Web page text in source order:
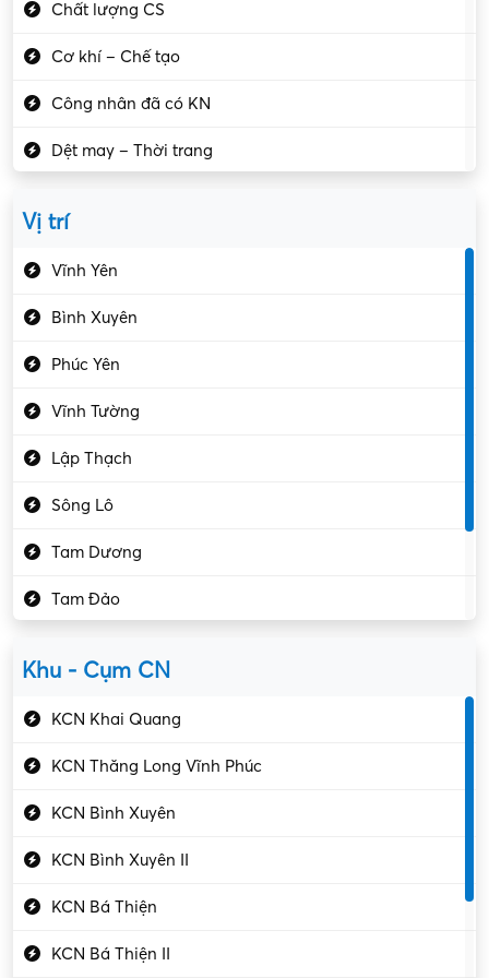
Chất lượng CS
Cơ khí – Chế tạo
Công nhân đã có KN
Dệt may – Thời trang
Kiểm soát chất lượng
Kỹ sư cơ khí
Kỹ sư điện
Kỹ thuật cao
Kỹ thuật mạng – IT
Làm bán thời gian
Lao động phổ thông
Lập trình – Phát triển
Vị trí
Vĩnh Yên
Bình Xuyên
Phúc Yên
Vĩnh Tường
Lập Thạch
Sông Lô
Tam Dương
Tam Đảo
Khu - Cụm CN
KCN Khai Quang
KCN Thăng Long Vĩnh Phúc
KCN Bình Xuyên
KCN Bình Xuyên II
KCN Bá Thiện
KCN Bá Thiện II